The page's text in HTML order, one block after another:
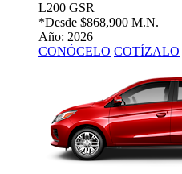
L200 GSR
*Desde $868,900 M.N.
Año: 2026
CONÓCELO COTÍZALO